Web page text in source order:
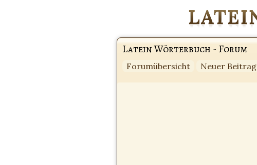
Latein Wörterbuch - Forum
Forumübersicht Neuer Beitrag